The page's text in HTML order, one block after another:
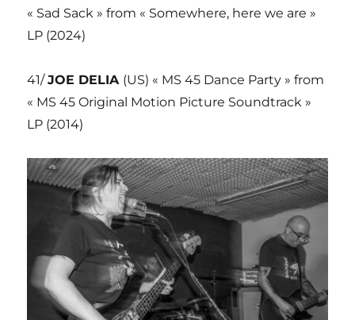
« Sad Sack » from « Somewhere, here we are »
LP (2024)
41/JOE DELIA (US) « MS 45 Dance Party » from
« MS 45 Original Motion Picture Soundtrack »
LP (2014)